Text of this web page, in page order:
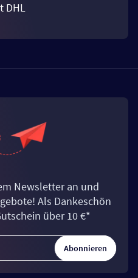
DHL
Newsletter an und
Als Dankeschön
über 10 €*
Abonnieren